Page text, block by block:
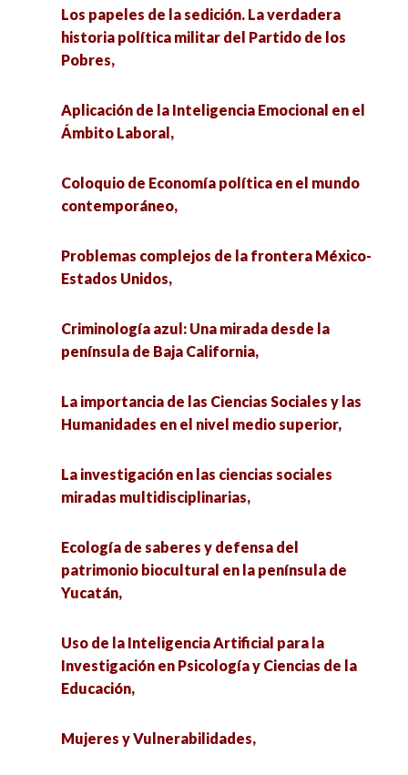
ante el Panorama de la Nueva Escuela
Mexicana,
mujeres integrantes de la organización Mujeres
Agentes de Cambio (2019-2023), en Colima,
La investigación en las ciencias sociales miradas
multidisciplinarias,
Vida y territorios, más allá del “Triángulo del
Litio”. Conversatorio de mujeres con incidencia
Ecología de saberes y defensa del patrimonio
Uso de la Inteligencia Artificial para la
Educación,
y el Caribe,
Gestión de cuencas desde el enfoque
La administración pública en cuestionamiento:
entre la disciplina y la profesión en México,
Hacia una comunidad emocional de cuidados:
Capital social y participación política de las
mujeres integrantes de la organización Mujeres
Agentes de Cambio (2019-2023), en Colima,
La investigación en las ciencias sociales miradas
multidisciplinarias,
Vida y territorios, más allá del “Triángulo del
Litio”. Conversatorio de mujeres con incidencia
Ecología de saberes y defensa del patrimonio
Imágenes de Sostenibilidad: una mirada a
Ciudadanías sexuales vivibles en América Latina
El papel que juegan las Instuciones de
ante el Panorama de la Nueva Escuela
Mexicana,
Ámbito Laboral,
Hacia una Reforma Aduanera Integral en
Los papeles de la sedición. La verdadera
historia política militar del Partido de los
Pobres,
Aplicación de la Inteligencia Emocional en el
Ámbito Laboral,
Coloquio de Economía política en el mundo
contemporáneo,
Problemas complejos de la frontera México-
Estados Unidos,
Criminología azul: Una mirada desde la
península de Baja California,
La importancia de las Ciencias Sociales y las
Humanidades en el nivel medio superior,
La investigación en las ciencias sociales
miradas multidisciplinarias,
Ecología de saberes y defensa del
patrimonio biocultural en la península de
Yucatán,
Uso de la Inteligencia Artificial para la
Investigación en Psicología y Ciencias de la
Educación,
Mujeres y Vulnerabilidades,